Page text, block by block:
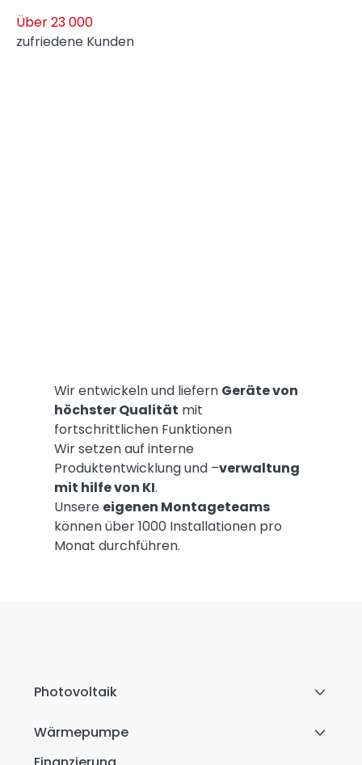
Über 23 000
zufriedene Kunden
Wir entwickeln und liefern Geräte von
höchster Qualität mit
fortschrittlichen Funktionen
Wir setzen auf interne
Produktentwicklung und –verwaltung
mit hilfe von KI.
Unsere eigenen Montageteams
können über 1000 Installationen pro
Monat durchführen.
Photovoltaik
Wärmepumpe